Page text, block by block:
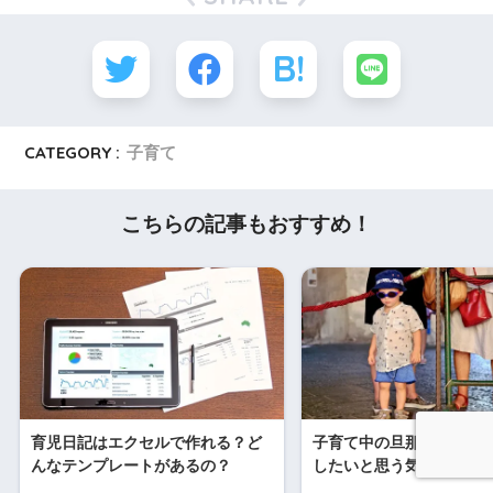
CATEGORY : 子育て
こちらの記事もおすすめ！
育児日記はエクセルで作れる？ど
んなテンプレートがあるの？
子育て中の旦那にイライ
したいと思う気持ちをど